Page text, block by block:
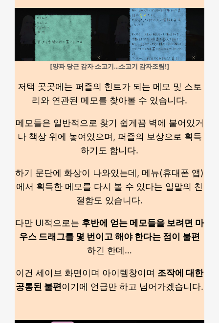
[양파 당근 감자 소고기…소고기 감자조림!]
저택 곳곳에는 퍼즐의 힌트가 되는 메모 및 스토
리와 연관된 메모를 찾아볼 수 있습니다.
메모들은 일반적으로 찾기 쉽게끔 벽에 붙어있거
나 책상 위에 놓여있으며, 퍼즐의 보상으로 획득
하기도 합니다.
하기 문단에 화상이 나와있는데, 메뉴(휴대폰 앱)
에서 획득한 메모를 다시 볼 수 있다는 일말의 친
절함도 있습니다.
다만 UI적으로는 후반에 얻는 메모들을 보려면 마
우스 드래그를 몇 번이고 해야 한다는 점이 불편
하긴 한데…
이건 세이브 화면이며 아이템창이며 조작에 대한
공통된 불편이기에 언급만 하고 넘어가겠습니다.